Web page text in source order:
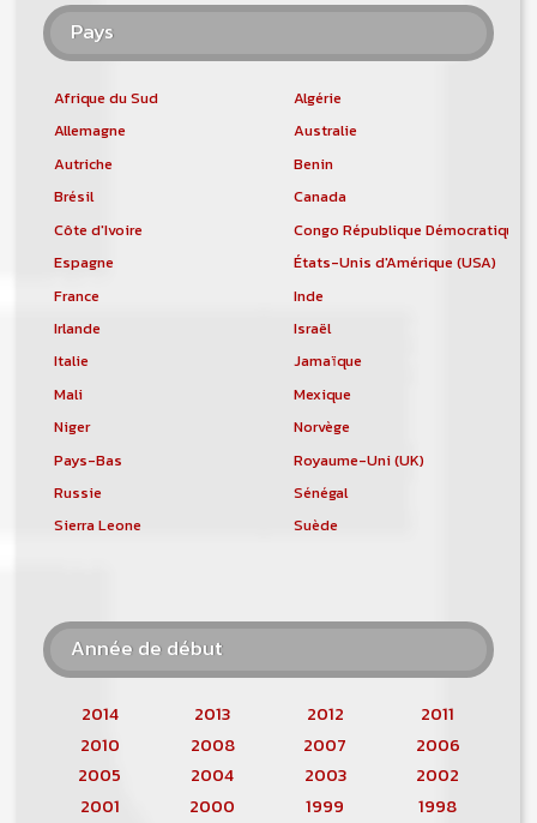
Pays
Afrique du Sud
Algérie
Allemagne
Australie
Autriche
Benin
Brésil
Canada
Côte d'Ivoire
Congo République Démocratique
Espagne
États-Unis d'Amérique (USA)
France
Inde
Irlande
Israël
Italie
Jamaïque
Mali
Mexique
Niger
Norvège
Pays-Bas
Royaume-Uni (UK)
Russie
Sénégal
Sierra Leone
Suède
Année de début
2014 2013 2012
2011
2010
2008 2007
2006
2005
2004 2003
2002
2001
2000 1999
1998